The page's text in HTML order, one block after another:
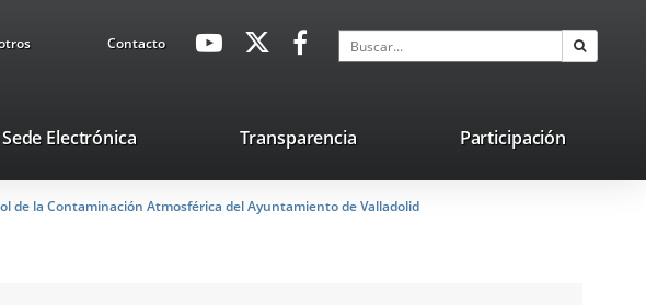
ContactoavaHeaderSocial
Enlace
externa.
Enlace
aplicación
externa.
Enlace
aplicación
externa.
Buscar
Sede ElectrónicaEnlace
una
aplicación
Transparencia Participación
de la Contaminación Atmosférica del Ayuntamiento de Valladolid